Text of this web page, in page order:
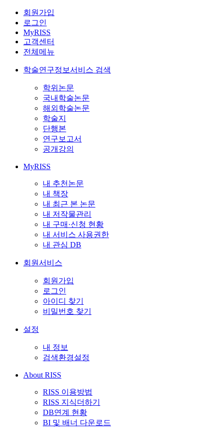
회원가입
로그인
MyRISS
고객센터
전체메뉴
학술연구정보서비스 검색
학위논문
국내학술논문
해외학술논문
학술지
단행본
연구보고서
공개강의
MyRISS
내 추천논문
내 책장
내 최근 본 논문
내 저작물관리
내 구매·신청 현황
내 서비스 사용권한
내 관심 DB
회원서비스
회원가입
로그인
아이디 찾기
비밀번호 찾기
설정
내 정보
검색환경설정
About RISS
RISS 이용방법
RISS 지식더하기
DB연계 현황
BI 및 배너 다운로드